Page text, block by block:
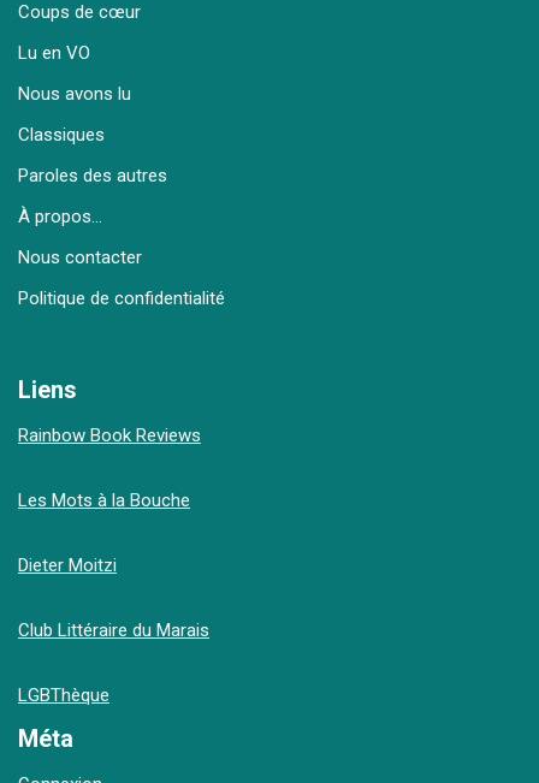
Coups de cœur
Lu en VO
Nous avons lu
Classiques
Paroles des autres
À propos…
Nous contacter
Politique de confidentialité
Liens
Rainbow Book Reviews
Les Mots à la Bouche
Dieter Moitzi
Club Littéraire du Marais
LGBThèque
Méta